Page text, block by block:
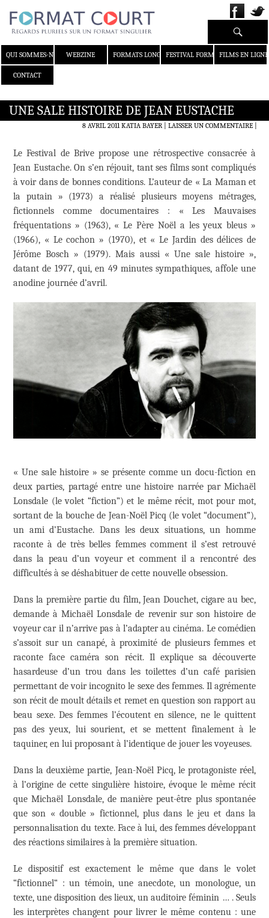
QUI SOMMES-NOUS ?WEBZINE FORMATS LONGS FESTIVAL FORMAT COURT
FILMS EN LIGNE
CONTACT
Recherche
UNE SALE HISTOIRE DE JEAN EUSTACHE
8 AVRIL 2011 KATIA BAYER LAISSER UN COMMENTAIRE|
Le Festival de Brive propose une rétrospective consacrée à
Jean Eustache. On s’en réjouit, tant ses films sont compliqués
à voir dans de bonnes conditions. L’auteur de « La Maman et
la putain » (1973) a réalisé plusieurs moyens métrages,
fictionnels comme documentaires : « Les Mauvaises
fréquentations » (1963), « Le Père Noël a les yeux bleus »
(1966), « Le cochon » (1970), et « Le Jardin des délices de
Jérôme Bosch » (1979). Mais aussi « Une sale histoire »,
datant de 1977, qui, en 49 minutes sympathiques, affole une
anodine journée d’avril.
« Une sale histoire » se présente comme un docu-fiction en
deux parties, partagé entre une histoire narrée par Michaël
Lonsdale (le volet “fiction”) et le même récit, mot pour mot,
sortant de la bouche de Jean-Noël Picq (le volet “document”),
un ami d’Eustache. Dans les deux situations, un homme
raconte à de très belles femmes comment il s’est retrouvé
dans la peau d’un voyeur et comment il a rencontré des
difficultés à se déshabituer de cette nouvelle obsession.
Dans la première partie du film, Jean Douchet, cigare au bec,
demande à Michaël Lonsdale de revenir sur son histoire de
voyeur car il n’arrive pas à l’adapter au cinéma. Le comédien
s’assoit sur un canapé, à proximité de plusieurs femmes et
raconte face caméra son récit. Il explique sa découverte
hasardeuse d’un trou dans les toilettes d’un café parisien
permettant de voir incognito le sexe des femmes. Il agrémente
son récit de moult détails et remet en question son rapport au
beau sexe. Des femmes l’écoutent en silence, ne le quittent
pas des yeux, lui sourient, et se mettent finalement à le
taquiner, en lui proposant à l’identique de jouer les voyeuses.
Dans la deuxième partie, Jean-Noël Picq, le protagoniste réel,
à l’origine de cette singulière histoire, évoque le même récit
que Michaël Lonsdale, de manière peut-être plus spontanée
que son « double » fictionnel, plus dans le jeu et dans la
personnalisation du texte. Face à lui, des femmes développant
des réactions similaires à la première situation.
Le dispositif est exactement le même que dans le volet
“fictionnel“ : un témoin, une anecdote, un monologue, un
texte, une disposition des lieux, un auditoire féminin … . Seuls
les interprètes changent pour livrer le même contenu : une